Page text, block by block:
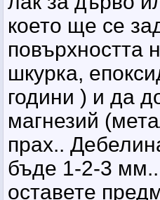
което ще се
повърхността
шкурка,
години ) и да
магнезий
прах..
бъде 1-2-3
оставете